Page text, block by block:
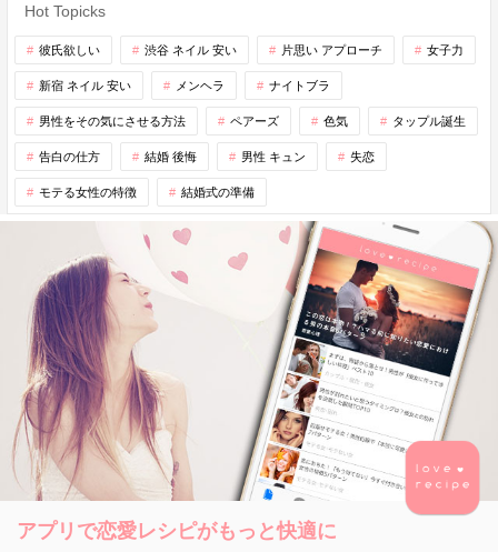
Hot Topicks
彼氏欲しい 渋谷 ネイル 安い 片思い アプローチ 女子力
新宿 ネイル 安い メンヘラ ナイトブラ
男性をその気にさせる方法 ペアーズ 色気 タップル誕生
告白の仕方 結婚 後悔 男性 キュン 失恋
モテる女性の特徴 結婚式の準備
アプリで恋愛レシピがもっと快適に